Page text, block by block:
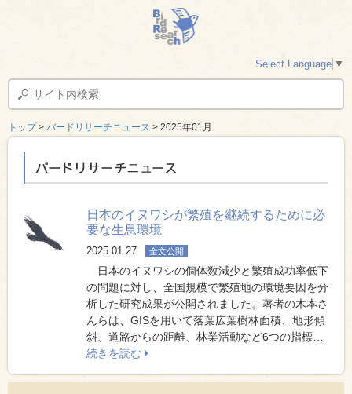
トップ> バードリサーチニュース > 2025年01月
日本のイヌワシが繁殖を継続するために必
要な生息環境
2025.01.27 全文公開
日本のイヌワシの個体数減少と繁殖成功率低下
の問題に対し、全国規模で繁殖地の環境要因を分
析した研究成果が公開されました。著者の木本さ
んらは、GISを用いて落葉広葉樹林面積、地形傾
斜、道路からの距離、林業活動など6つの指標…
続きを読む
Select Language ▼